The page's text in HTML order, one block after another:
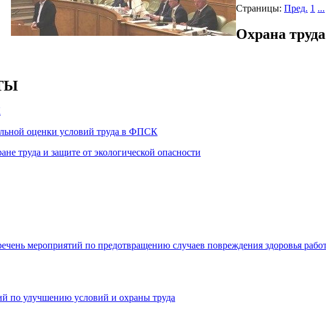
Страницы: Пред. 1 ...
Охрана труда
оценки условий труда в ФПСК
труда и защите от экологической опасности
мероприятий по предотвращению случаев повреждения здоровья
по улучшению условий и охраны труда